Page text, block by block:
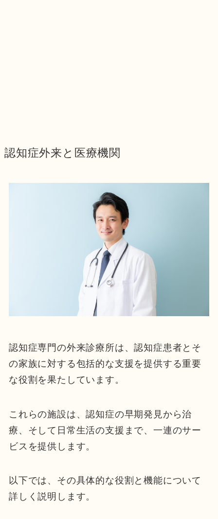
認知症外来と医療機関
認知症専門の外来診療所は、認知症患者とそ
の家族に対する包括的な支援を提供する重要
な役割を果たしています。
これらの施設は、認知症の早期発見から治
療、そして日常生活の支援まで、一連のサー
ビスを提供します。
以下では、その具体的な役割と機能について
詳しく説明します。